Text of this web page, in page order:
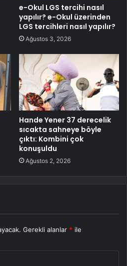
e-Okul LGS tercihi nasıl
yapılır? e-Okul üzerinden
LGS tercihleri nasıl yapılır?
Ağustos 3, 2026
Hande Yener 37 derecelik
sıcakta sahneye böyle
çıktı: Kombini çok
konuşuldu
Ağustos 2, 2026
Gerekli alanlar * ile